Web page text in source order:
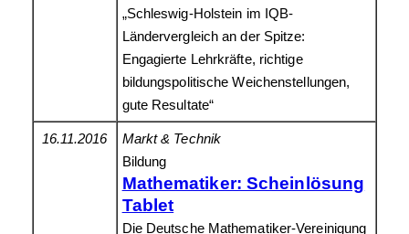
„Schleswig-Holstein im IQB-
Ländervergleich an der Spitze:
Engagierte Lehrkräfte, richtige
bildungspolitische Weichenstellungen,
gute Resultate“
16.11.2016
Markt & Technik
Bildung
Mathematiker: Scheinlösung
Tablet
Die Deutsche Mathematiker-Vereinigung